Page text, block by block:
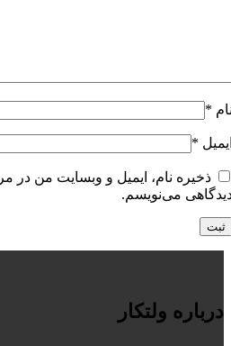
*
*
ذخیره نام، ایمیل و وبسایت من در
می‌نویسم.
درباره ولتکار